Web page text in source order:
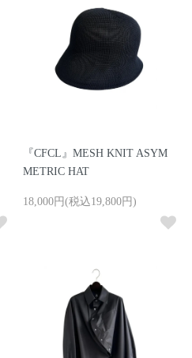
『CFCL』MESH KNIT ASYM
METRIC HAT
18,000円(税込19,800円)